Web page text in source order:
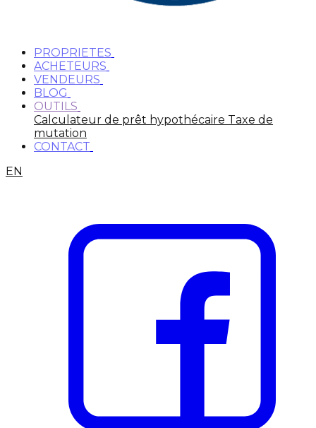
PROPRIETES
ACHETEURS
VENDEURS
BLOG
OUTILS
Calculateur de prêt hypothécaire Taxe de
mutation
CONTACT
EN